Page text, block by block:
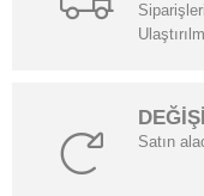
Satın